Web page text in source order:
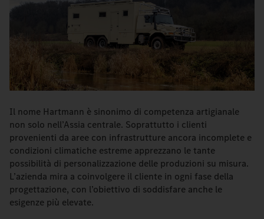
Il nome Hartmann è sinonimo di competenza artigianale
non solo nell’Assia centrale. Soprattutto i clienti
provenienti da aree con infrastrutture ancora incomplete e
condizioni climatiche estreme apprezzano le tante
possibilità di personalizzazione delle produzioni su misura.
L’azienda mira a coinvolgere il cliente in ogni fase della
progettazione, con l’obiettivo di soddisfare anche le
esigenze più elevate.